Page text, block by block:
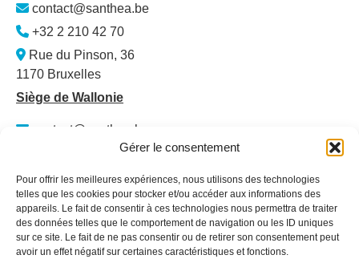
Gérer le consentement
Pour offrir les meilleures expériences, nous utilisons des technologies
telles que les cookies pour stocker et/ou accéder aux informations des
appareils. Le fait de consentir à ces technologies nous permettra de traiter
des données telles que le comportement de navigation ou les ID uniques
sur ce site. Le fait de ne pas consentir ou de retirer son consentement peut
avoir un effet négatif sur certaines caractéristiques et fonctions.
contact@santhea.be
+32 2 210 42 70
Rue du Pinson, 36
1170 Bruxelles
Siège de Wallonie
contact@santhea.be
Namur Office Park
5101 Loyers
Plan du site
Qui sommes-nous ?